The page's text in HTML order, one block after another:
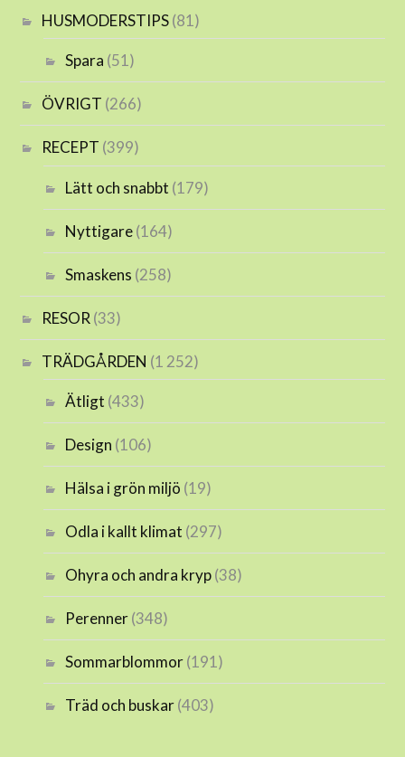
HUSMODERSTIPS(81)
Spara (51)
ÖVRIGT (266)
RECEPT (399)
Lätt och snabbt (179)
Nyttigare(164)
Smaskens (258)
RESOR (33)
TRÄDGÅRDEN (1 252)
Ätligt (433)
Design (106)
Hälsa i grön miljö (19)
Odla i kallt klimat (297)
Ohyra och andra kryp(38)
Perenner(348)
Sommarblommor(191)
Träd och buskar(403)